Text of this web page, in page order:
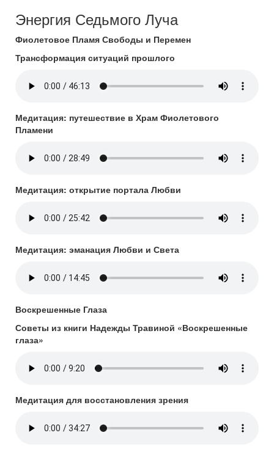
Энергия Седьмого Луча
Фиолетовое Пламя Свободы и Перемен
Трансформация ситуаций прошлого
Медитация: путешествие в Храм Фиолетового
Пламени
Медитация: открытие портала Любви
Медитация: эманация Любви и Света
Воскрешенные Глаза
Советы из книги Надежды Травиной «Воскрешенные
глаза»
Медитация для восстановления зрения